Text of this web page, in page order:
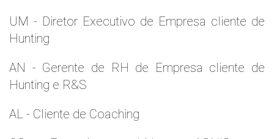
UM - Diretor Executivo de Empresa cliente de
Hunting
AN - Gerente de RH de Empresa cliente de
Hunting e R&S
AL - Cliente de Coaching